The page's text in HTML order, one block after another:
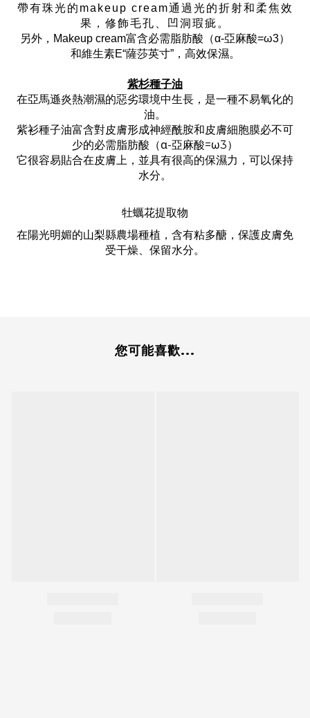
帶有珠光的makeup cream通過光的折射和柔焦效
果，修飾毛孔、凹洞瑕疵。
另外，Makeup cream富含必需脂肪酸（α-亞麻酸=ω3）
和維生素E“薩莎英寸”，高效保濕。
紫杉種子油
在亞馬遜炎熱潮濕的惡劣環境中生長，是一種不易氧化的
油。
紫衫種子油富含對皮膚形成神經酰胺和皮膚細胞膜必不可
少的必需脂肪酸（α-亞麻酸=ω3）
它很容易貼合在皮膚上，並具有很高的保濕力，可以保持
水分。
牡蠣花提取物
在陽光明媚的山梨縣農場種植，含有粘多醣，保護皮膚免
受干燥、保留水分。
您可能喜歡...